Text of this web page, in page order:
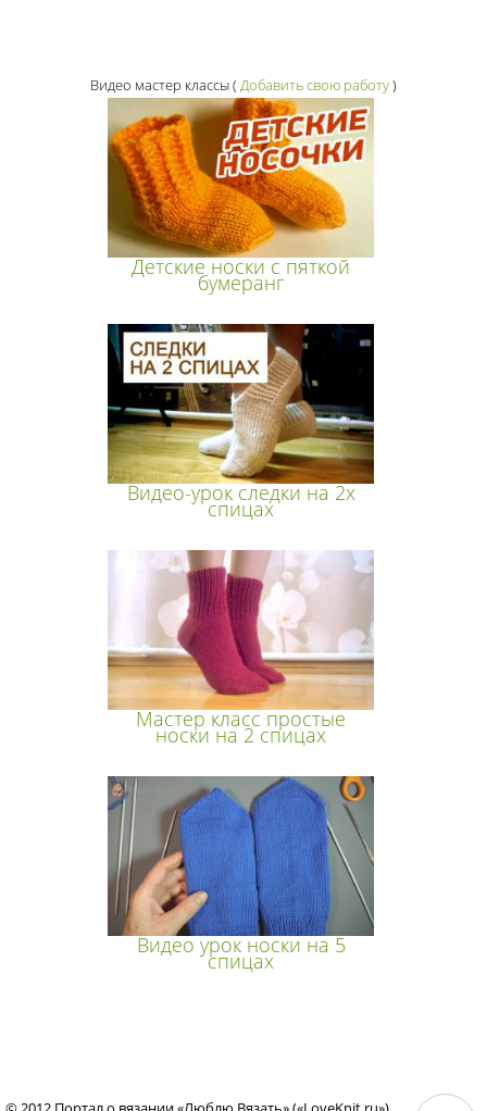
Видео мастер классы( Добавить свою работу)
Детские носки с пяткой
бумеранг
Видео-урок следки на 2х
спицах
Мастер класс простые
носки на 2 спицах
Видео урок носки на 5
спицах